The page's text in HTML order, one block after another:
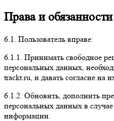
Права и
6.1. Пользователь вправе:
6.1.1. Принимать свободное
персональных данных,
trackt.ru, и давать согласие на
6.1.2. Обновить, дополнить
персональных данных в
информации.